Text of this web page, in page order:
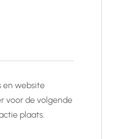
en website
voor de volgende
plaats.